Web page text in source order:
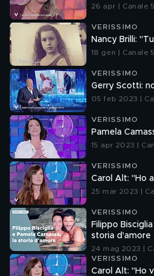
26 apr | Canale 5
VERISSIMO
Nancy Brilli:
18 gen | Canale 5
VERISSIMO
Gerry Scotti:
05 feb 2023 |
VERISSIMO
Pamela
15 apr 2023 |
VERISSIMO
Carol Alt: "Ho
25 mar 2023 |
VERISSIMO
Filippo
storia d'amore
24 mag 2023 |
VERISSIMO
Carol Alt: "Ho